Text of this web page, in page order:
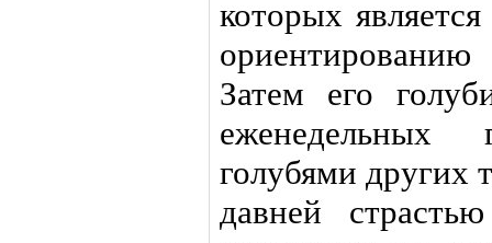
которых
Затем его
еженедельных
голубями других
давней